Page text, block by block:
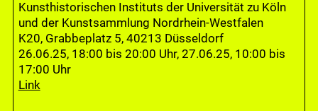
Kunsthistorischen Instituts der Universität zu Köln
und der Kunstsammlung Nordrhein-Westfalen
K20, Grabbeplatz 5, 40213 Düsseldorf
26.06.25, 18:00 bis 20:00 Uhr, 27.06.25, 10:00 bis
17:00 Uhr
Link